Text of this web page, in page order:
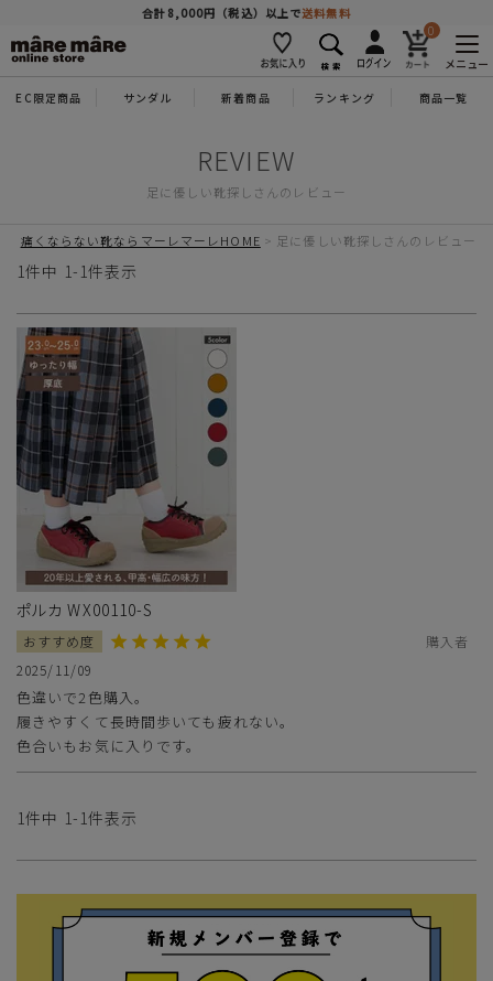
合計8,000円（税込）以上で送料無料
0
メニュー
EC限定商品 サンダル 新着商品 ランキング 商品一覧
足に優しい靴探しさんのレビュー
痛くならない靴ならマーレマーレHOME 足に優しい靴探しさんのレビュー
1件中 1- 1件表示
ポルカ WX00110-S
購入者
2025/11/09
色違いで2色購入。
履きやすくて長時間歩いても疲れない。
色合いもお気に入りです。
1件中 1- 1件表示
商品を探す
カテゴリー
特徴
ブランド
カラー
サイズ
ヒールの高さ
絞り込んで検索する